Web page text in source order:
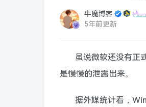
牛魔博客
5年前更新
虽说微软还没有正
是慢慢的泄露出来。
据外媒统计看，